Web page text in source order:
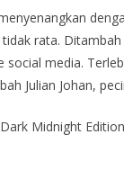
rata.
media.
Julian Johan,
Midnight